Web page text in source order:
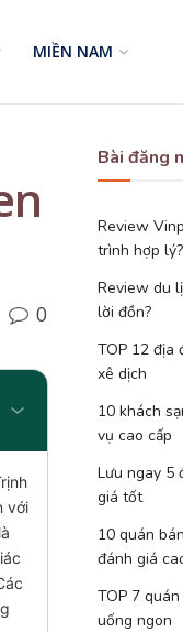
MIỀN NAM
0
với
Bài đăng
Review
trình hợp lý?
Review du
lời đồn?
TOP 12 địa
xê dịch
10 khách
vụ cao cấp
Lưu ngay 5
giá tốt
10 quán
đánh giá
TOP 7
uống ngon